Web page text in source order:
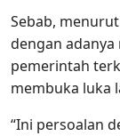
Sebab,
dengan
pemerintah
membuka luka
“Ini persoalan